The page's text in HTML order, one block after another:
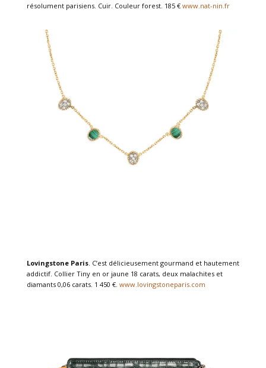
résolument parisiens. Cuir. Couleur forest. 185 € www.nat-nin.fr
Lovingstone Paris. C’est délicieusement gourmand et hautement
addictif. Collier Tiny en or jaune 18 carats, deux malachites et
diamants 0,06 carats. 1 450 €. www.lovingstoneparis.com